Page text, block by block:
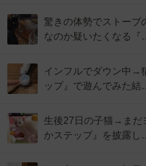
驚きの体勢でストー
なのか疑いたくなる『
インフルでダウン中→
ップ』で遊んでみた結
生後27日の子猫→まだ
かステップ』を披露し